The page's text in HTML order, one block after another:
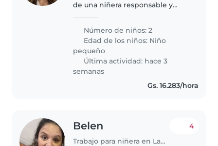
de una niñera responsable y
mellizas de 2 años 9 meses,
Nuestras hijas son inteligentes,
comunicativos y muy activos,..
Número de niños: 2
Edad de los niños: Niño
pequeño
Última actividad: hace 3
semanas
Gs. 16.283/hora
Belen
Trabajo para niñera en Lambaré
4